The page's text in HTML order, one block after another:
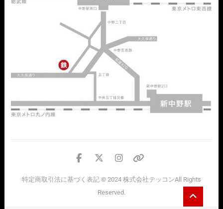
facebook
twitter
instagram
情
特定商取引法に基づく表記© 2024 株式会社テッコンAll Rights
Reserved.
to